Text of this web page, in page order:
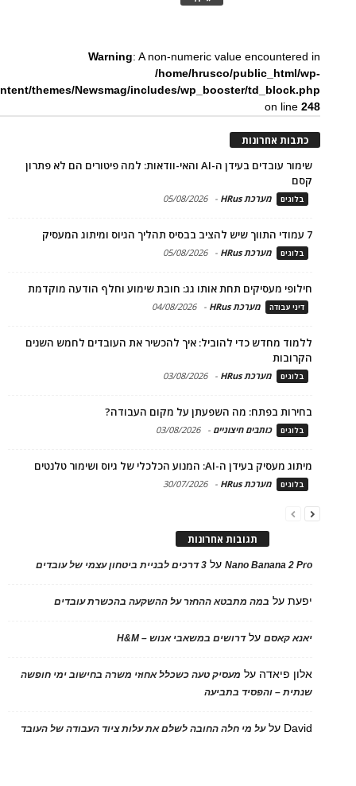
Warning: A non-numeric value encountered in
/home/hrusco/public_html/wp-
themes/Newsmag/includes/wp_booster/td_block.php
on line248
כתבות אחרונות
שימור עובדים בעידן ה-AI והאי-וודאות: למה פיטורים הם לא פתרון
קסם
בלוגים מערכת HRus -
05/08/2026
7 עמודי התווך שיש להציב בבסיס תהליך הגיוס ומיתוג המעסיק
בלוגים מערכת HRus -
05/08/2026
חילופי מעסיקים תחת אותו גג: חובת שימוע וחלף הודעה מוקדמת
דיני עבודה מערכת HRus -
04/08/2026
ללמוד מחדש כדי להוביל: איך להכשיר את העובדים לחמש השנים
הקרובות
בלוגים מערכת HRus -
03/08/2026
בחירות בפתח: מה השפעתן על מקום העבודה?
בלוגים כותבים חיצוניים -
03/08/2026
מיתוג מעסיק בעידן ה-AI: המנוע הכלכלי של גיוס ושימור טלנטים
בלוגים מערכת HRus -
30/07/2026
תגובות אחרונות
Nano Banana 2 Proעל 3 דרכים לבניית ביטחון עצמי של עובדים
יפעתעל במה מתבטא ההחזר על ההשקעה בהכשרת עובדים
יאנא קאסםעלדרושים במשאבי אנוש – H&M
אלון פיאדה על מעסיק טעה כשכלל אחוזי משרה בחישוב ימי חופשה
שנתית – והפסיד בתביעה
David עלעל מי חלה החובה לשלם את עלות ציוד העבודה של העובד